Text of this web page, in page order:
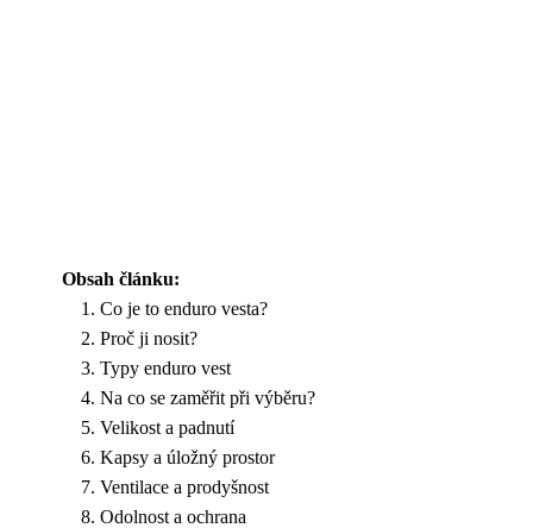
Obsah článku:
Co je to enduro vesta?
Proč ji nosit?
Typy enduro vest
Na co se zaměřit při výběru?
Velikost a padnutí
Kapsy a úložný prostor
Ventilace a prodyšnost
Odolnost a ochrana